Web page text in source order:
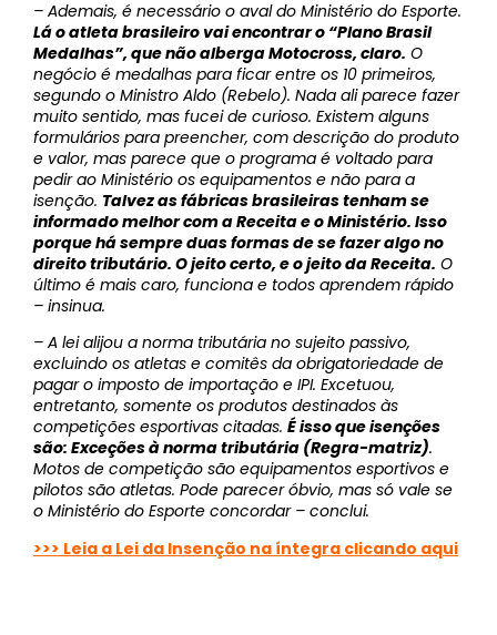
– Ademais, é necessário o aval do Ministério do Esporte.
Lá o atleta brasileiro vai encontrar o “Plano Brasil
Medalhas”, que não alberga Motocross, claro. O
negócio é medalhas para ficar entre os 10 primeiros,
segundo o Ministro Aldo (Rebelo). Nada ali parece fazer
muito sentido, mas fucei de curioso. Existem alguns
formulários para preencher, com descrição do produto
e valor, mas parece que o programa é voltado para
pedir ao Ministério os equipamentos e não para a
isenção. Talvez as fábricas brasileiras tenham se
informado melhor com a Receita e o Ministério. Isso
porque há sempre duas formas de se fazer algo no
direito tributário. O jeito certo, e o jeito da Receita. O
último é mais caro, funciona e todos aprendem rápido
– insinua.
– A lei alijou a norma tributária no sujeito passivo,
excluindo os atletas e comitês da obrigatoriedade de
pagar o imposto de importação e IPI. Excetuou,
entretanto, somente os produtos destinados às
competições esportivas citadas. É isso que isenções
são: Exceções à norma tributária (Regra-matriz).
Motos de competição são equipamentos esportivos e
pilotos são atletas. Pode parecer óbvio, mas só vale se
o Ministério do Esporte concordar – conclui.
>>> Leia a Lei da Insenção na íntegra clicando aqui